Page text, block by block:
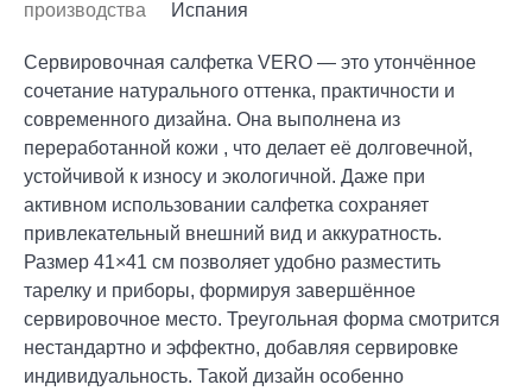
производства
Испания
Сервировочная салфетка VERO — это утончённое
сочетание натурального оттенка, практичности и
современного дизайна. Она выполнена из
переработанной кожи , что делает её долговечной,
устойчивой к износу и экологичной. Даже при
активном использовании салфетка сохраняет
привлекательный внешний вид и аккуратность.
Размер 41×41 см позволяет удобно разместить
тарелку и приборы, формируя завершённое
сервировочное место. Треугольная форма смотрится
нестандартно и эффектно, добавляя сервировке
индивидуальность. Такой дизайн особенно